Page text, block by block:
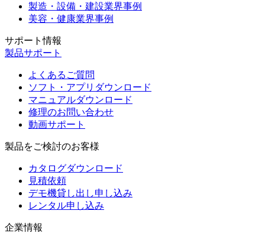
製造・設備・建設業界事例
美容・健康業界事例
サポート情報
製品サポート
よくあるご質問
ソフト・アプリダウンロード
マニュアルダウンロード
修理のお問い合わせ
動画サポート
製品をご検討のお客様
カタログダウンロード
見積依頼
デモ機貸し出し申し込み
レンタル申し込み
企業情報